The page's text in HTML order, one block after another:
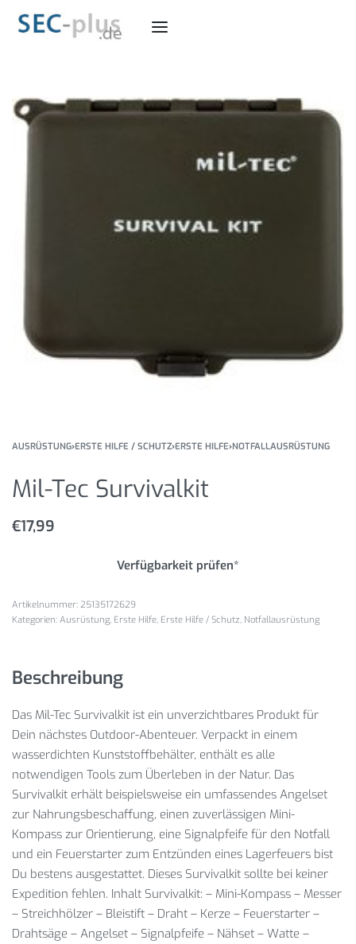
AUSRÜSTUNG›ERSTE HILFE / SCHUTZ›ERSTE HILFE›NOTFALLAUSRÜSTUNG
Mil-Tec Survivalkit
€17,99
Verfügbarkeit prüfen*
25135172629
Kategorien: Ausrüstung, Erste Hilfe, Erste Hilfe / Schutz, Notfallausrüstung
Beschreibung
Das Mil-Tec Survivalkit ist ein unverzichtbares Produkt für
Dein nächstes Outdoor-Abenteuer. Verpackt in einem
wasserdichten Kunststoffbehälter, enthält es alle
notwendigen Tools zum Überleben in der Natur. Das
Survivalkit erhält beispielsweise ein umfassendes Angelset
zur Nahrungsbeschaffung, einen zuverlässigen Mini-
Kompass zur Orientierung, eine Signalpfeife für den Notfall
und ein Feuerstarter zum Entzünden eines Lagerfeuers bist
Du bestens ausgestattet. Dieses Survivalkit sollte bei keiner
Expedition fehlen. Inhalt Survivalkit: – Mini-Kompass – Messer
– Streichhölzer – Bleistift – Draht – Kerze – Feuerstarter –
Drahtsäge – Angelset – Signalpfeife – Nähset – Watte –